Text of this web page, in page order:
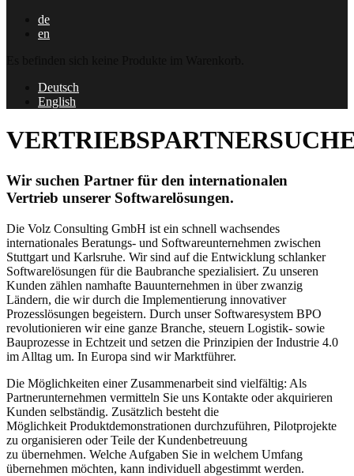
de
en
Deutsch
English
Wir suchen Partner für den internationalen
Vertrieb unserer Softwarelösungen.
Die Volz Consulting GmbH ist ein schnell wachsendes
internationales Beratungs- und Softwareunternehmen zwischen
Stuttgart und Karlsruhe. Wir sind auf die Entwicklung schlanker
Softwarelösungen für die Baubranche spezialisiert. Zu unseren
Kunden zählen namhafte Bauunternehmen in über zwanzig
Ländern, die wir durch die Implementierung innovativer
Prozesslösungen begeistern. Durch unser Softwaresystem BPO
revolutionieren wir eine ganze Branche, steuern Logistik- sowie
Bauprozesse in Echtzeit und setzen die Prinzipien der Industrie 4.0
im Alltag um. In Europa sind wir Marktführer.
Die Möglichkeiten einer Zusammenarbeit sind vielfältig: Als
Partnerunternehmen vermitteln Sie uns Kontakte oder akquirieren
Kunden selbständig. Zusätzlich besteht die
Möglichkeit Produktdemonstrationen durchzuführen, Pilotprojekte
zu organisieren oder Teile der Kundenbetreuung
zu übernehmen. Welche Aufgaben Sie in welchem Umfang
übernehmen möchten, kann individuell abgestimmt werden.